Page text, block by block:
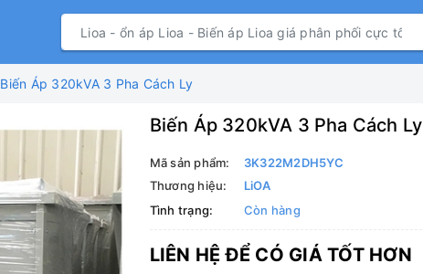
Biến Áp 320kVA 3 Pha Cách Ly
Biến Áp 320kVA 3 Pha Cách Ly
Mã sản phẩm:
3K322M2DH5YC
Thương hiệu:
LiOA
Tình trạng:
Còn hàng
LIÊN HỆ ĐỂ CÓ GIÁ TỐT HƠN